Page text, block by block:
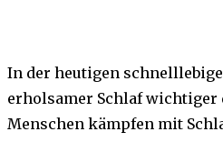
In der heutigen
erholsamer Schlaf wichtiger
Menschen kämpfen mit